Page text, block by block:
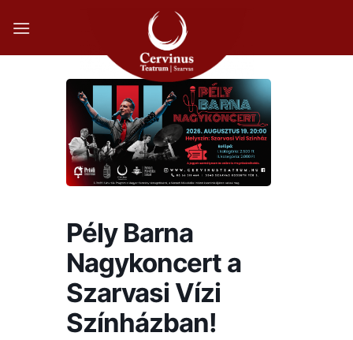
Pély Barna
Nagykoncert a
Szarvasi Vízi
Színházban!